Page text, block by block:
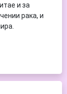
и за
рака, и